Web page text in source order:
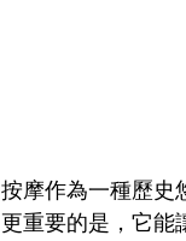
按摩作為一種歷史
更重要的是，它能